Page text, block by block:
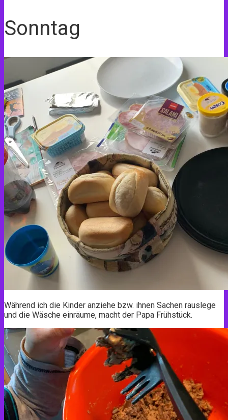
Sonntag
Während ich die Kinder anziehe bzw. ihnen Sachen rauslege
und die Wäsche einräume, macht der Papa Frühstück.